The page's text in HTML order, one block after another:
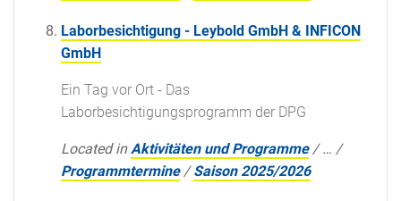
Laborbesichtigung - Leybold GmbH & INFICON
GmbH
Ein Tag vor Ort - Das
Laborbesichtigungsprogramm der DPG
Located in Aktivitäten und Programme /… /
Programmtermine /Saison 2025/2026